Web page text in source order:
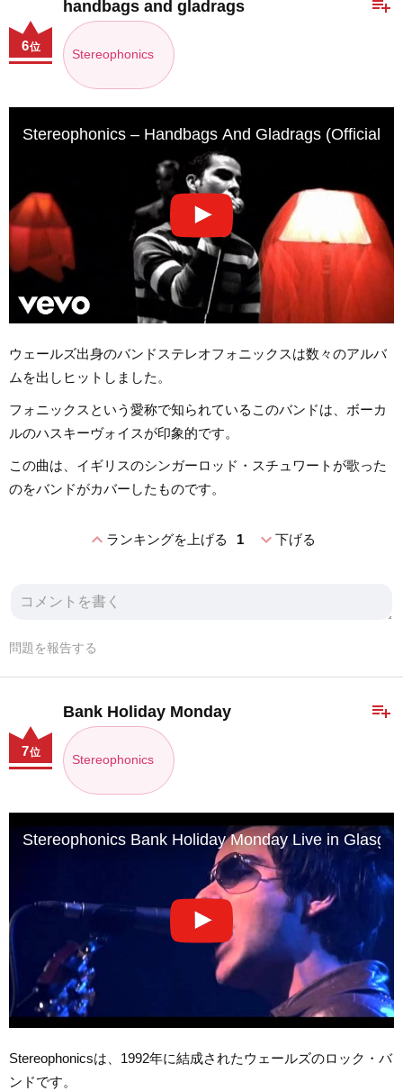
playlist_add
handbags and gladrags
Stereophonics
6位
Stereophonics – Handbags And Gladrags (Official
ウェールズ出身のバンドステレオフォニックスは数々のアルバ
ムを出しヒットしました。
フォニックスという愛称で知られているこのバンドは、ボーカ
ルのハスキーヴォイスが印象的です。
この曲は、イギリスのシンガーロッド・スチュワートが歌った
のをバンドがカバーしたものです。
expand_lessランキングを上げる 1 expand_more下げる
問題を報告する
playlist_add
Bank Holiday Monday
Stereophonics
7位
Stereophonics Bank Holiday Monday Live in
Stereophonicsは、1992年に結成されたウェールズのロック・バ
ンドです。